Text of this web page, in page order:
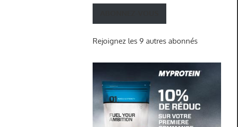
mail
Rejoignez les 9 autres abonnés